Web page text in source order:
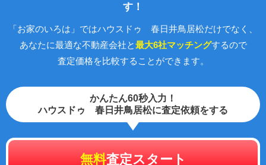
す！
「お家のいろは」ではハウスドゥ 春日井鳥居松だけでなく、
あなたに最適な不動産会社と最大6社マッチングするので
査定価格を比較することができます。
かんたん60秒入力！
ハウスドゥ 春日井鳥居松に査定依頼をする
無料査定スタート